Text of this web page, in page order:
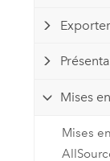
Exporter
Mises
Mises